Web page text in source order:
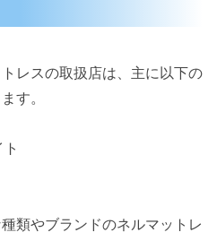
レスの取扱店は、主に以下の
す。
類やブランドのネルマットレ